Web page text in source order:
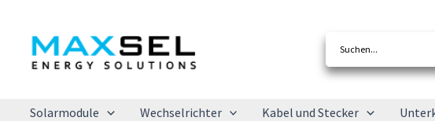
Inhalt
springen
Solarmodule Wechselrichter Kabel und Stecker